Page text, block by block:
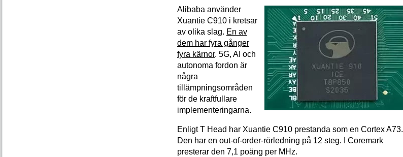
Alibaba använder
Xuantie C910 i kretsar
av olika slag. En av
dem har fyra gånger
fyra kärnor. 5G, AI och
autonoma fordon är
några
tillämpningsområden
för de kraftfullare
implementeringarna.
Enligt T Head har Xuantie C910 prestanda som en Cortex A73.
Den har en out-of-order-rörledning på 12 steg. I Coremark
presterar den 7,1 poäng per MHz.